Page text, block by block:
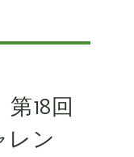
18回
ン